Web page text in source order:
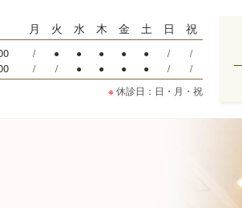
月 火 水 木 金 土 日 祝
/ ● ● ● ● ● / /
/ / ● ● ● ● /
/
※休診日：日・月・祝